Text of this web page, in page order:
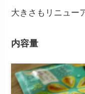
大きさもリニュー
内容量